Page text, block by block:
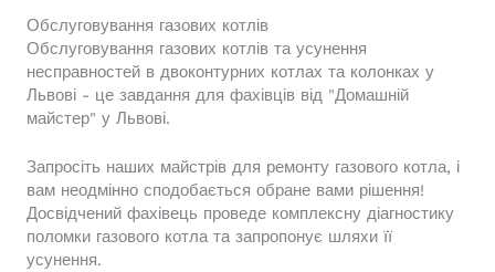
Обслуговування газових котлів
Обслуговування газових котлів та усунення
несправностей в двоконтурних котлах та колонках у
Львові - це завдання для фахівців від "Домашній
майстер" у Львові.
Запросіть наших майстрів для ремонту газового котла, і
вам неодмінно сподобається обране вами рішення!
Досвідчений фахівець проведе комплексну діагностику
поломки газового котла та запропонує шляхи її
усунення.